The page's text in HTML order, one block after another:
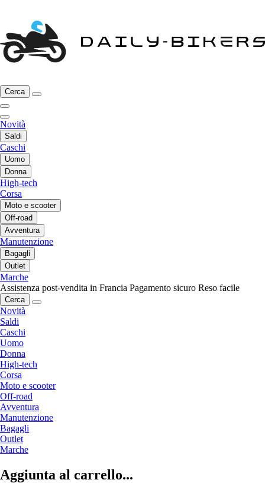
Cerca
Novità
Saldi
Caschi
Uomo
Donna
High-tech
Corsa
Moto e scooter
Off-road
Avventura
Manutenzione
Bagagli
Outlet
Marche
Assistenza post-vendita in Francia Pagamento sicuro Reso facile
Cerca
Novità
Saldi
Caschi
Uomo
Donna
High-tech
Corsa
Moto e scooter
Off-road
Avventura
Manutenzione
Bagagli
Outlet
Marche
Aggiunta al carrello...